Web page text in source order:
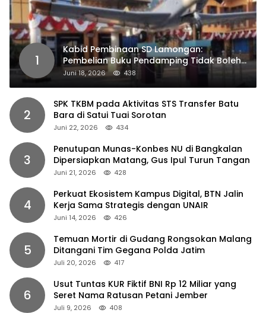
1
Kabid Pembinaan SD Lamongan:
Pembelian Buku Pendamping Tidak Boleh
Dipaksakan
Juni 18, 2026 438
2
SPK TKBM pada Aktivitas STS Transfer Batu
Bara di Satui Tuai Sorotan
Juni 22, 2026 434
3
Penutupan Munas-Konbes NU di Bangkalan
Dipersiapkan Matang, Gus Ipul Turun Tangan
Juni 21, 2026 428
4
Perkuat Ekosistem Kampus Digital, BTN Jalin
Kerja Sama Strategis dengan UNAIR
Juni 14, 2026 426
5
Temuan Mortir di Gudang Rongsokan Malang
Ditangani Tim Gegana Polda Jatim
Juli 20, 2026 417
6
Usut Tuntas KUR Fiktif BNI Rp 12 Miliar yang
Seret Nama Ratusan Petani Jember
Juli 9, 2026 408